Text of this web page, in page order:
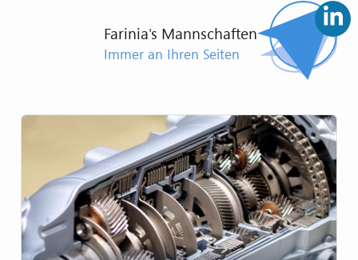
Farinia's Mannschaften
Immer an Ihren Seiten